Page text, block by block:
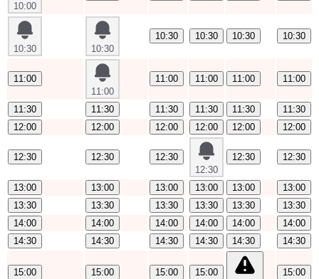
10:00
10:30 10:30
10:30 10:30 10:30 10:30
11:00
11:00
11:00 11:00 11:00 11:00
11:30 11:30 11:30 11:30 11:30
11:30
12:00
12:00 12:00 12:00 12:00 12:00
12:30 12:30
12:30
12:30
12:30 12:30
13:00 13:00 13:00 13:00 13:00
13:00
13:30
13:30 13:30 13:30 13:30
13:30
14:00
14:00 14:00 14:00 14:00
14:00
14:30
14:30 14:30 14:30 14:30 14:30
15:00 15:00 15:00
15:00
15:00